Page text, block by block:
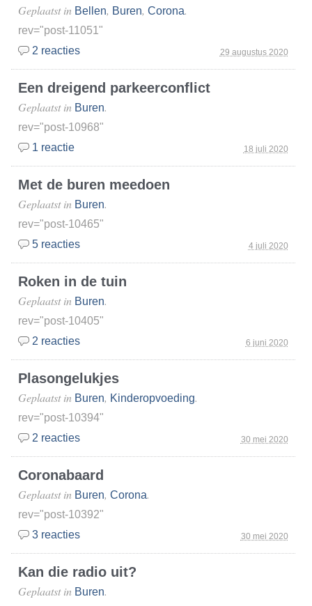
29 augustus 2020
Geplaatst in Bellen, Buren, Corona.
rev="post-11051"
2 reacties
Een dreigend parkeerconflict
18 juli 2020
Geplaatst in Buren.
rev="post-10968"
1 reactie
Met de buren meedoen
4 juli 2020
Geplaatst in Buren.
rev="post-10465"
5 reacties
Roken in de tuin
6 juni 2020
Geplaatst in Buren.
rev="post-10405"
2 reacties
Plasongelukjes
30 mei 2020
Geplaatst in Buren, Kinderopvoeding.
rev="post-10394"
2 reacties
Coronabaard
30 mei 2020
Geplaatst in Buren, Corona.
rev="post-10392"
3 reacties
Kan die radio uit?
Geplaatst in Buren.